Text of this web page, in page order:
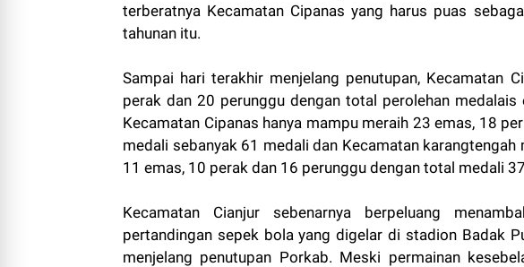
terberatnya Kecamatan Cipanas yang harus puas
tahunan itu.
Sampai hari terakhir menjelang penutupan, Kecamatan
perak dan 20 perunggu dengan total perolehan medalais
Kecamatan Cipanas hanya mampu meraih 23 emas, 18
medali sebanyak 61 medali dan Kecamatan
11 emas, 10 perak dan 16 perunggu dengan total medali
Kecamatan Cianjur sebenarnya berpeluang
pertandingan sepek bola yang digelar di stadion Badak
menjelang penutupan Porkab. Meski permainan